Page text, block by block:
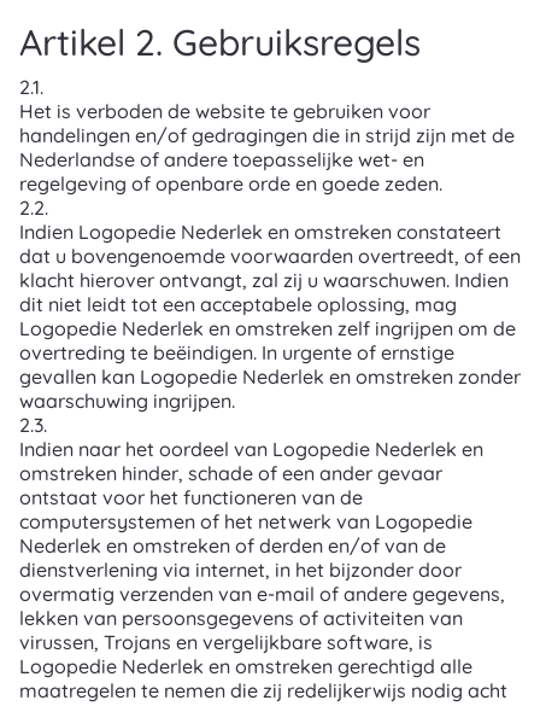
Artikel 2. Gebruiksregels
2.1.
Het is verboden de website te gebruiken voor
handelingen en/of gedragingen die in strijd zijn met de
Nederlandse of andere toepasselijke wet- en
regelgeving of openbare orde en goede zeden.
2.2.
Indien Logopedie Nederlek en omstreken constateert
dat u bovengenoemde voorwaarden overtreedt, of een
klacht hierover ontvangt, zal zij u waarschuwen. Indien
dit niet leidt tot een acceptabele oplossing, mag
Logopedie Nederlek en omstreken zelf ingrijpen om de
overtreding te beëindigen. In urgente of ernstige
gevallen kan Logopedie Nederlek en omstreken zonder
waarschuwing ingrijpen.
2.3.
Indien naar het oordeel van Logopedie Nederlek en
omstreken hinder, schade of een ander gevaar
ontstaat voor het functioneren van de
computersystemen of het netwerk van Logopedie
Nederlek en omstreken of derden en/of van de
dienstverlening via internet, in het bijzonder door
overmatig verzenden van e-mail of andere gegevens,
lekken van persoonsgegevens of activiteiten van
virussen, Trojans en vergelijkbare software, is
Logopedie Nederlek en omstreken gerechtigd alle
maatregelen te nemen die zij redelijkerwijs nodig acht